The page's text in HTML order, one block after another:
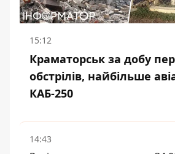
15:12
Краматорськ за добу
обстрілів, найбільше
КАБ-250
14:43